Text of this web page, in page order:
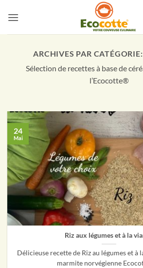
ARCHIVES PAR
Sélection de recettes à base de
l’Ecocotte®
Riz aux légumes et à la
Délicieuse recette de Riz au légumes et à
marmite norvégienne
24
Mai